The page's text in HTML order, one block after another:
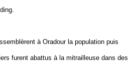
à Oradour la population puis
furent abattus à la mitrailleuse dans des